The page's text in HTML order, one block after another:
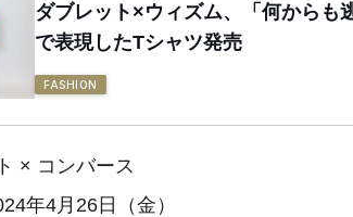
ダブレット×ウィズム、「何からも
で表現したTシャツ発売
FASHION
× コンバース
年4月26日（金）